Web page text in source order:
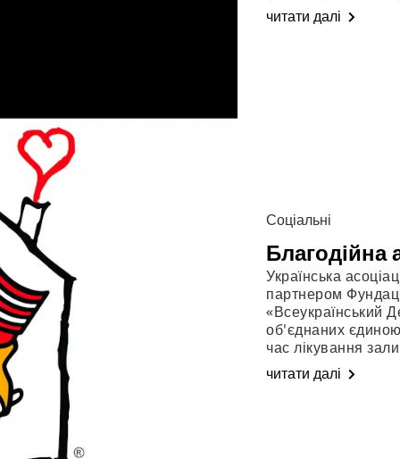
читати далі
Соціальні
Благодійна
Українська
партнером
«Всеукраїнський
об'єднаних
час лікування
читати далі